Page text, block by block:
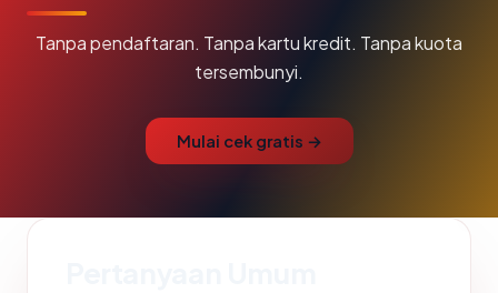
Tanpa pendaftaran. Tanpa kartu kredit. Tanpa kuota
tersembunyi.
Mulai cek gratis →